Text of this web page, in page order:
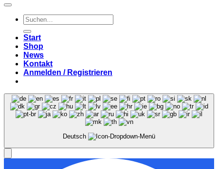
Suchen
nach:
Start
Shop
News
Kontakt
Anmelden / Registrieren
Deutsch